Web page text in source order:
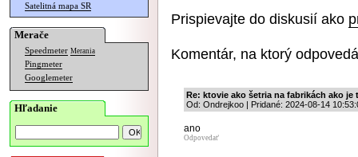
Satelitná mapa SR
Merače
Speedmeter Merania
Pingmeter
Googlemeter
Hľadanie
Prispievajte do diskusií ako
Komentár, na ktorý
Re: ktovie ako šetria na fabrikách ako je
Od: Ondrejkoo | Pridané: 2024-08-14
ano
Odpovedať